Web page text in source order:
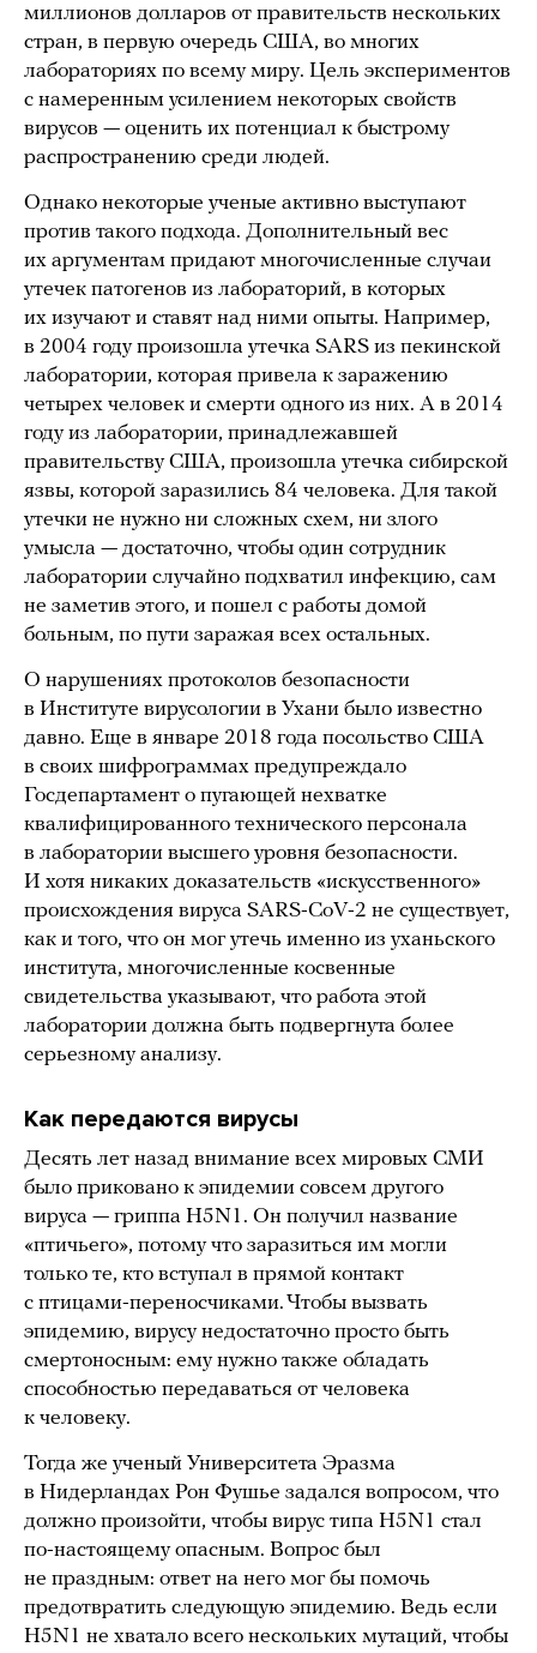
миллионов долларов от правительств нескольких
стран, в первую очередь США, во многих
лабораториях по всему миру. Цель экспериментов
с намеренным усилением некоторых свойств
вирусов — оценить их потенциал к быстрому
распространению среди людей.
Однако некоторые ученые активно выступают
против такого подхода. Дополнительный вес
их аргументам придают многочисленные случаи
утечек патогенов из лабораторий, в которых
их изучают и ставят над ними опыты. Например,
в 2004 году произошла утечка SARS из пекинской
лаборатории, которая привела к заражению
четырех человек и смерти одного из них. А в 2014
году из лаборатории, принадлежавшей
правительству США, произошла утечка сибирской
язвы, которой заразились 84 человека. Для такой
утечки не нужно ни сложных схем, ни злого
умысла — достаточно, чтобы один сотрудник
лаборатории случайно подхватил инфекцию, сам
не заметив этого, и пошел с работы домой
больным, по пути заражая всех остальных.
О нарушениях протоколов безопасности
в Институте вирусологии в Ухани было известно
давно. Еще в январе 2018 года посольство США
в своих шифрограммах предупреждало
Госдепартамент о пугающей нехватке
квалифицированного технического персонала
в лаборатории высшего уровня безопасности.
И хотя никаких доказательств «искусственного»
происхождения вируса SARS-CoV-2 не существует,
как и того, что он мог утечь именно из уханьского
института, многочисленные косвенные
свидетельства указывают, что работа этой
лаборатории должна быть подвергнута более
серьезному анализу.
Как передаются вирусы
Десять лет назад внимание всех мировых СМИ
было приковано к эпидемии совсем другого
вируса — гриппа H5N1. Он получил название
«птичьего», потому что заразиться им могли
только те, кто вступал в прямой контакт
с птицами-переносчиками. Чтобы вызвать
эпидемию, вирусу недостаточно просто быть
смертоносным: ему нужно также обладать
способностью передаваться от человека
к человеку.
Тогда же ученый Университета Эразма
в Нидерландах Рон Фушье задался вопросом, что
должно произойти, чтобы вирус типа H5N1 стал
по-настоящему опасным. Вопрос был
не праздным: ответ на него мог бы помочь
предотвратить следующую эпидемию. Ведь если
H5N1 не хватало всего нескольких мутаций, чтобы